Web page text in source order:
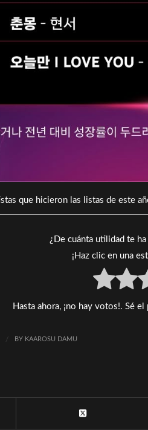
que hicieron las listas de este
¿De cuánta utilidad te
¡Haz clic en una
Hasta ahora, ¡no hay votos!. Sé
/ BY KAAROSU DAMU